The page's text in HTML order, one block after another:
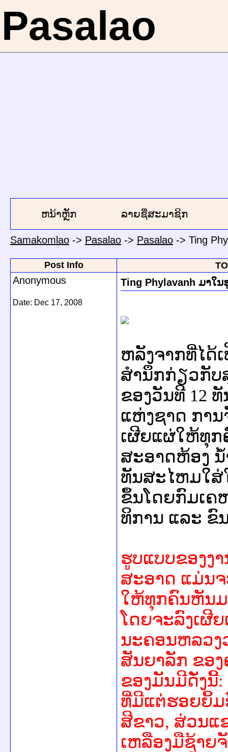
Pasalao
ຫນ້າຫຼັກ ລາຍຊື່ສະມາຊິກ
Samakomlao -> Pasalao -> Pasalao -> Ting
Post Info
Anonymous
Date: Dec 17, 2008
Ting Phylavanh ມາໃ
ຫລັງຈາກທີ່ໄດ້
ສຳນຶກກ່ຽວກັບ
ຂອງວັນທີ 12 ທັ
ແຫ່ງຊາດ ການ
ເຜີຍແຜ່ໃຫ້ທຸກ
ສະອາດຫ້ອງ
ທັນສະໄຫມໃສ່
ຂຶ້ນໂດຍກົມເຄ
ທິການ ແລະ ຂົ
ຮູບແບບຂອງງ
ສະອາດ ແມ່ນ
ໃຫ້ທຸກຄົນຫັນມ
ໂດຍຈະລົງເຜີ
ນະຄອນຫລວງ
ສັນຍາລັກ ຂອງ
ຂອງມັນມີດັ່ງນີ້
ທີ່ມີແຕ່ຮອຍຍິ້
ສີຂາວ, ສ່ວນແ
ເຫລືອງມືຊ້າຍ